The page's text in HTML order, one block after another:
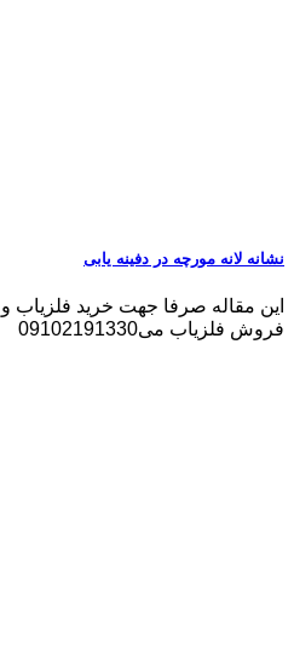
نشانه لانه مورچه در دفینه یابی
این مقاله صرفا جهت خرید فلزیاب
فروش فلزیاب می09102191330